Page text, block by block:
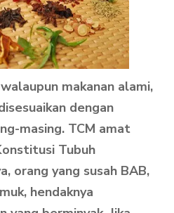
makanan alami,
dengan
masing. TCM amat
Tubuh
orang yang susah BAB,
hendaknya